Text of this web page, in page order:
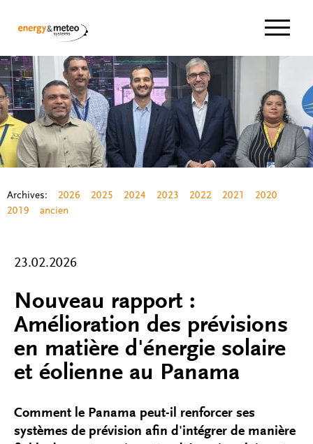
Archives: 2026 2025 2024 2023 2022 2021
2020
2019
ancien
23.02.2026
Nouveau rapport :
Amélioration des prévisions
en matière d'énergie solaire
et éolienne au Panama
Comment le Panama peut-il renforcer ses
systèmes de prévision afin d'intégrer de manière